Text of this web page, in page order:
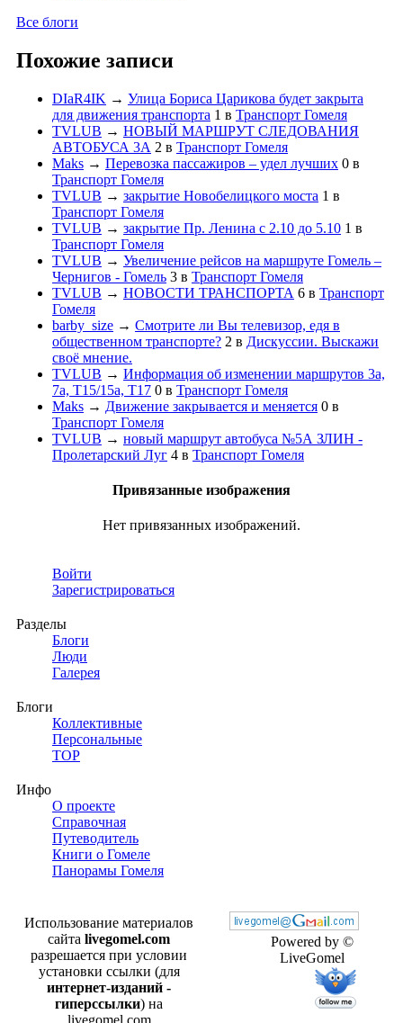
Все блоги
Похожие записи
DIaR4IK → Улица Бориса Царикова будет закрыта
для движения транспорта 1 в Транспорт Гомеля
TVLUB → НОВЫЙ МАРШРУТ СЛЕДОВАНИЯ
АВТОБУСА 3А 2 в Транспорт Гомеля
Maks → Перевозка пассажиров – удел лучших 0 в
Транспорт Гомеля
TVLUB → закрытие Новобелицкого моста 1 в
Транспорт Гомеля
TVLUB → закрытие Пр. Ленина с 2.10 до 5.10 1 в
Транспорт Гомеля
TVLUB → Увеличение рейсов на маршруте Гомель –
Чернигов - Гомель 3 в Транспорт Гомеля
TVLUB → НОВОСТИ ТРАНСПОРТА 6 в Транспорт
Гомеля
barby_size → Смотрите ли Вы телевизор, едя в
общественном транспорте? 2 в Дискуссии. Выскажи
своё мнение.
TVLUB → Информация об изменении маршрутов 3а,
7а, Т15/15а, Т17 0 в Транспорт Гомеля
Maks → Движение закрывается и меняется 0 в
Транспорт Гомеля
TVLUB → новый маршрут автобуса №5А ЗЛИН -
Пролетарский Луг 4 в Транспорт Гомеля
Привязанные изображения
Нет привязанных изображений.
Войти
Зарегистрироваться
Разделы
Блоги
Люди
Галерея
Блоги
Коллективные
Персональные
TOP
Инфо
О проекте
Справочная
Путеводитель
Книги о Гомеле
Панорамы Гомеля
Powered by ©
LiveGomel
Использование материалов
сайта livegomel.com
разрешается при условии
установки ссылки (для
интернет-изданий -
гиперссылки) на